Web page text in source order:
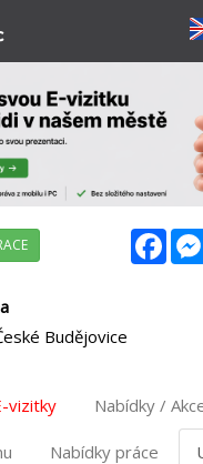
Budějovice
vizitky Nabídky /
Nabídky práce